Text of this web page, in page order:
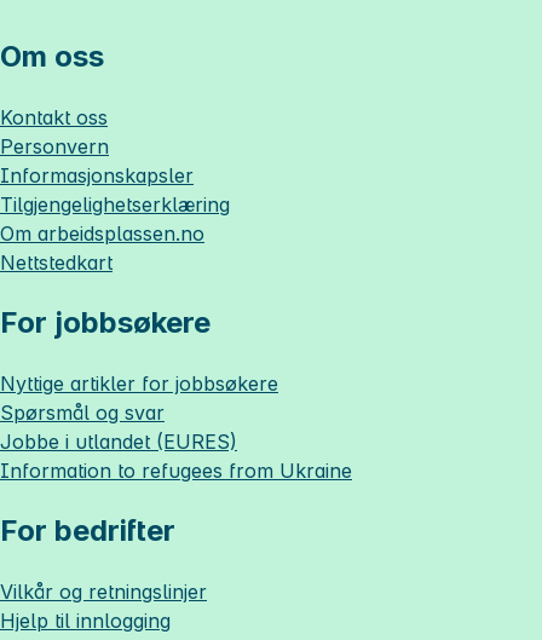
Om oss
Kontakt oss
Personvern
Informasjonskapsler
Tilgjengelighetserklæring
Om arbeidsplassen.no
Nettstedkart
For jobbsøkere
Nyttige artikler for jobbsøkere
Spørsmål og svar
Jobbe i utlandet (EURES)
Information to refugees from Ukraine
For bedrifter
Vilkår og retningslinjer
Hjelp til innlogging